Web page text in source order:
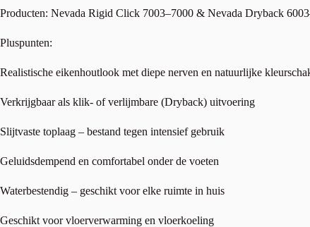
Producten: Nevada Rigid Click 7003–7000 & Nevada Dryback
Pluspunten:
Realistische eikenhoutlook met diepe nerven en natuurlijke
Verkrijgbaar als klik- of verlijmbare (Dryback) uitvoering
Slijtvaste toplaag – bestand tegen intensief gebruik
Geluidsdempend en comfortabel onder de voeten
Waterbestendig – geschikt voor elke ruimte in huis
Geschikt voor vloerverwarming en vloerkoeling